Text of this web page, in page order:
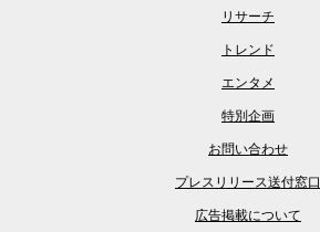
リサーチ
トレンド
エンタメ
特別企画
お問い合わせ
プレスリリース送付窓口
広告掲載について